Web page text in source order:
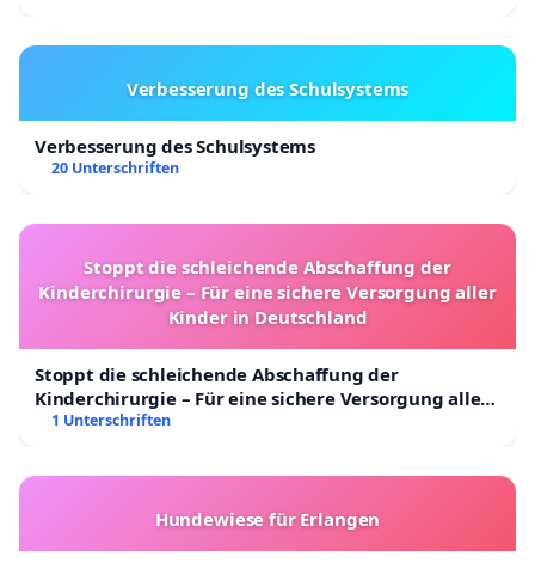
Verbesserung des Schulsystems
Verbesserung des Schulsystems
20 Unterschriften
Stoppt die schleichende Abschaffung der
Kinderchirurgie – Für eine sichere Versorgung aller
Kinder in Deutschland
Stoppt die schleichende Abschaffung der
Kinderchirurgie – Für eine sichere Versorgung aller
Kinder in Deutschland
1 Unterschriften
Hundewiese für Erlangen